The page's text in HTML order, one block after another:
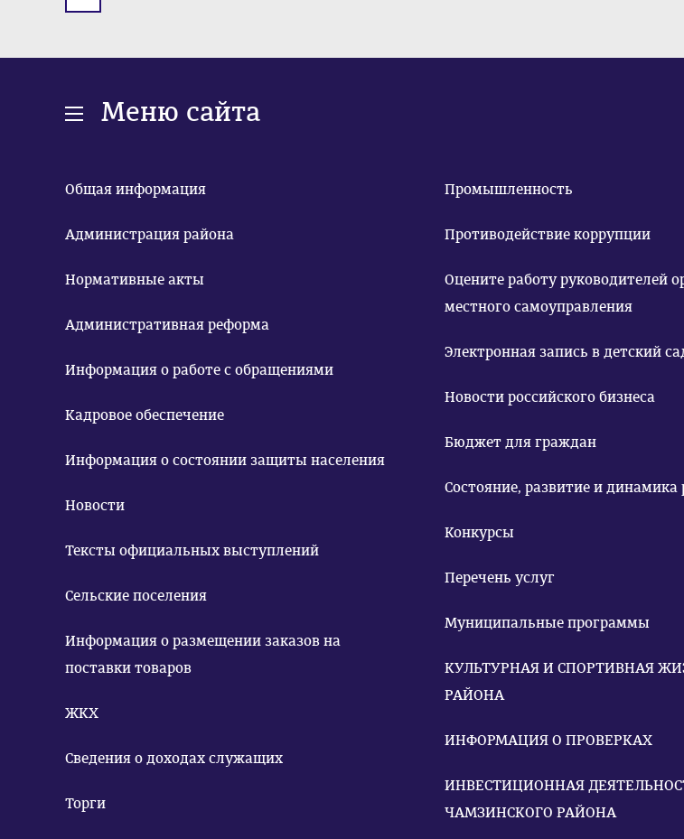
Меню сайта
Общая информация
Администрация района
Нормативные акты
Административная реформа
Информация о работе с обращениями
Кадровое обеспечение
Информация о состоянии защиты населения
Новости
Тексты официальных выступлений
Сельские поселения
Информация о размещении заказов на
поставки товаров
ЖКХ
Сведения о доходах служащих
Торги
Промышленность
Противодействие коррупции
Оцените работу руководителей
местного самоуправления
Электронная запись в детский
Новости российского бизнеса
Бюджет для граждан
Состояние, развитие и динамика
Конкурсы
Перечень услуг
Муниципальные программы
КУЛЬТУРНАЯ И СПОРТИВНАЯ
РАЙОНА
ИНФОРМАЦИЯ О ПРОВЕРКАХ
ИНВЕСТИЦИОННАЯ
ЧАМЗИНСКОГО РАЙОНА